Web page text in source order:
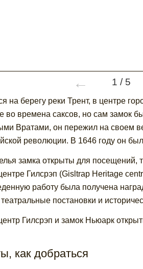
← 1 / 5
на берегу реки Трент, в центре
времена саксов, но сам замок
Вратами, он пережил на своем
революции. В 1646 году он
замка открыты для посещений,
Гилсрэп (Gisltrap Heritage
работу была получена
постановки и
Гилсрэп и замок Ньюарк
как добраться